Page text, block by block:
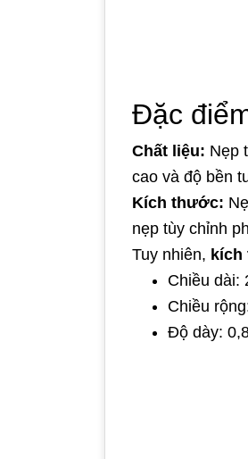
Đặc
Chất liệu: Nẹp
cao và độ bền
Kích thước:
nẹp tùy chỉnh
Tuy nhiên, kích
Chiều dài:
Chiều
Độ dày: